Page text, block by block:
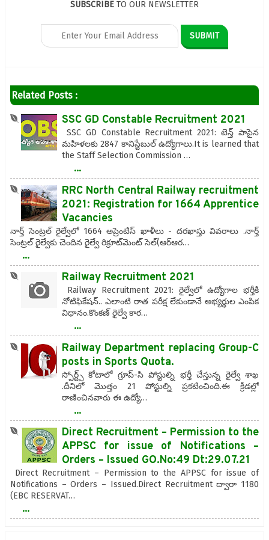
SUBSCRIBE TO OUR NEWSLETTER
Related Posts :
SSC GD Constable Recruitment 2021
SSC GD Constable Recruitment 2021: టెన్త్ పాసైన
మహిళలకు 2847 కానిస్టేబుల్ ఉద్యోగాలు.It is learned that
the Staff Selection Commission …
...
RRC North Central Railway recruitment
2021: Registration for 1664 Apprentice
Vacancies
నార్త్‌ సెంట్రల్‌ రైల్వేలో 1664 అప్రెంటిస్‌ ఖాళీలు - దరఖాస్తు వివరాలు .నార్త్‌
సెంట్రల్‌ రైల్వేకు చెందిన రైల్వే రిక్రూట్‌మెంట్‌ సెల్‌(ఆర్‌ఆర…
...
Railway Recruitment 2021
Railway Recruitment 2021: రైల్వేలో ఉద్యోగాల భర్తీకి
నోటిఫికేషన్.. ఎలాంటి రాత పరీక్ష లేకుండానే అభ్యర్థుల ఎంపిక
విధానం.కొంకణ్ రైల్వే కార…
...
Railway Department replacing Group-C
posts in Sports Quota.
స్పోర్ట్స్ కోటాలో గ్రూప్-సి పోస్టుల్ని భర్తీ చేస్తున్న రైల్వే శాఖ
.దీనిలో మొత్తం 21 పోస్టుల్ని ప్రకటించింది.ఈ క్రీడల్లో
రాణించినవారు ఈ ఉద్యో…
...
Direct Recruitment – Permission to the
APPSC for issue of Notifications –
Orders – Issued GO.No:49 Dt:29.07.21
Direct Recruitment – Permission to the APPSC for issue of
Notifications – Orders – Issued.Direct Recruitment ద్వారా 1180
(EBC RESERVAT…
...